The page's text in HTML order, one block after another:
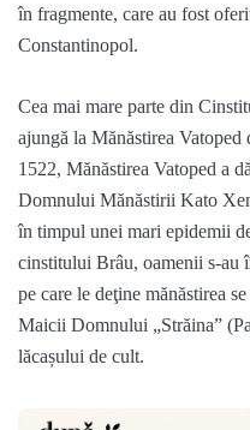
în fragmente, care au fost
Constantinopol.
Cea mai mare parte din
ajungă la Mănăstirea
1522, Mănăstirea Vatoped a
Domnului Mănăstirii Kato
în timpul unei mari epidemii
cinstitului Brâu, oamenii s-au
pe care le deţine mănăstirea
Maicii Domnului „Străina”
lăcașului de cult.